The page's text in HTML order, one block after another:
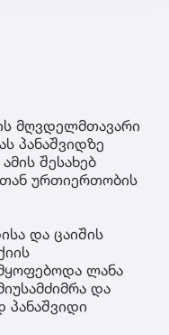
მღვდელმთავარი
პანაშვიდზე
შესახებ
ურთიერთობის
და ცაიშის
ლანა
და